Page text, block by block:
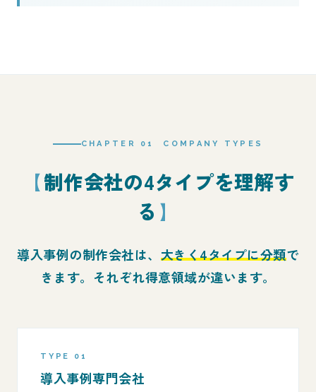
CHAPTER 01 COMPANY TYPES
制作会社の4タイプを理解す
る
導入事例の制作会社は、 大きく4タイプに分類で
きます。それぞれ得意領域が違います。
TYPE 01
導入事例専門会社